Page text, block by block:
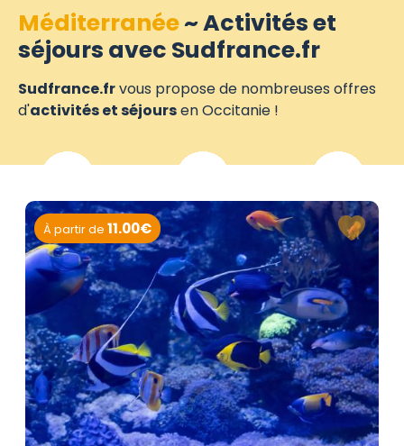
Méditerranée~ Activités et
séjours avec Sudfrance.fr
Sudfrance.frvous propose de nombreuses offres
d'activités et séjoursen Occitanie !
À partir de 11.00€